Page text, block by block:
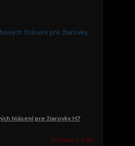
hlásení pre žiarovky H7
Zvyčajne 2-7 dni.